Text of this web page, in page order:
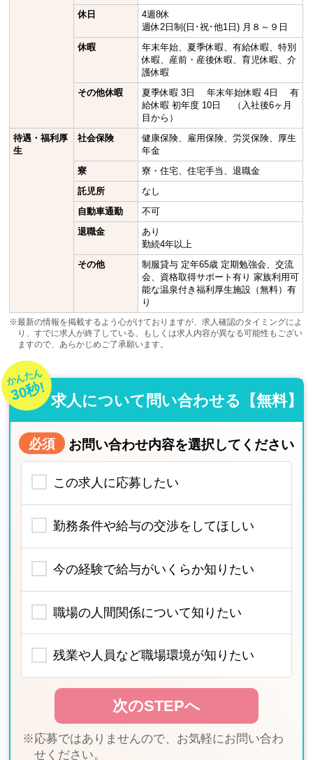
休日
4週8休
週休2日制(日･祝･他1日) 月８～９日
休暇
年末年始、夏季休暇、有給休暇、特別
休暇、産前・産後休暇、育児休暇、介
護休暇
その他休暇
夏季休暇 3日 年末年始休暇 4日 有
給休暇 初年度 10日 （入社後6ヶ月
目から）
待遇・福利厚
生
社会保険
健康保険、雇用保険、労災保険、厚生
年金
寮
寮・住宅、住宅手当、退職金
託児所
なし
自動車通勤
不可
退職金
あり
勤続4年以上
その他
制服貸与 定年65歳 定期勉強会、交流
会、資格取得サポート有り 家族利用可
能な温泉付き福利厚生施設（無料）有
り
※最新の情報を掲載するよう心がけておりますが、求人確認のタイミングによ
り、すでに求人が終了している、もしくは求人内容が異なる可能性もござい
ますので、あらかじめご了承願います。
かんたん
30秒! 求人について問い合わせる【無料】
必須 お問い合わせ内容を選択してください
この求人に応募したい
勤務条件や給与の交渉をしてほしい
今の経験で給与がいくらか知りたい
職場の人間関係について知りたい
残業や人員など職場環境が知りたい
※応募ではありませんので、お気軽にお問い合わ
せください。